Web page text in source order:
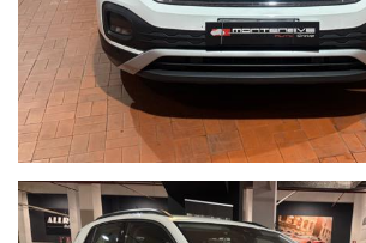
Tommaso Costantini cell. 0039 3887401695
Matteo Anversa cell. 0039 3208836497
Telefono ufficio 0039 06.83779867
PER ULTERIORI FOTO VISITA:
AUTO VISIBILE PRESSO LA NOSTRA SEDE IN
ZONA LA STORTA / OLGIATA ROMA NORD